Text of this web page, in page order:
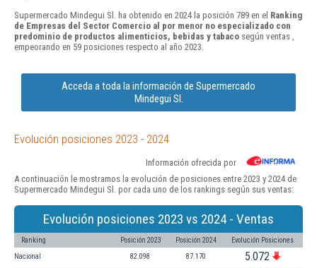
Supermercado Mindegui Sl. ha obtenido en 2024 la posición 789 en el Ranking
de Empresas del Sector Comercio al por menor no especializado con
predominio de productos alimenticios, bebidas y tabaco según ventas ,
empeorando en 59 posiciones respecto al año 2023.
Acceda a toda la información de Supermercado
Mindegui Sl.
Evolución posiciones 2023 - 2024
Información ofrecida por
A continuación le mostramos la evolución de posiciones entre 2023 y 2024 de
Supermercado Mindegui Sl. por cada uno de los rankings según sus ventas:
Evolución posiciones 2023 vs 2024 - Ventas
Ranking Posición 2023 Posición 2024 Evolución Posiciones
Nacional 82.098 87.170 5.072